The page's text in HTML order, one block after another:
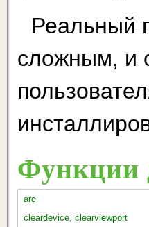
Реальный
сложным, и
Функции
arc
cleardevice, clearviewport